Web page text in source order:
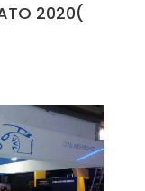
2020(